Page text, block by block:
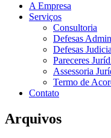
A Empresa
Serviços
Consultoria
Defesas
Defesas
Pareceres
Assessoria
Termo de
Contato
Arquivos